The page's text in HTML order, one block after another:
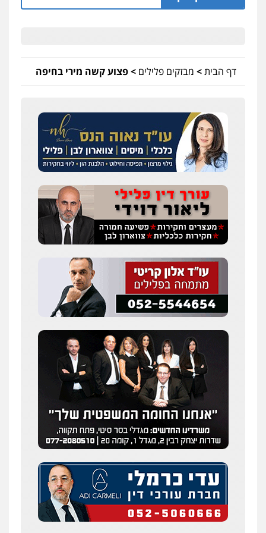
דף הבית> מבזקים פלילים >פצוע קשה מירי בחיפה
שחר לדובסקי, עו"ד
פלילי מעצרים וחקירות עבירות המתה עורכי
דין לענייני אסירים
0507913332
עו"ד איהאב ג'לג'ולי
פלילי מעצרים וחקירות עורכי דין לענייני
אסירים
0505216700
עו"ד שלומי שרון
פלילי צבאי מעצרים וחקירות
0547342002
עו"ד אלון קריטי
פלילי כלכלי אלימות סמים מעצרים
0525544654
מנשה, אלמוג – עורכי דין
פלילי עבירות תנועה צווארון לבן תעבורה
עורכי דין לענייני אסירים מעצרים וחקירות
0546470989
עו"ד זוהר ארבל
פלילי פשיעה חמורה מעצרים וחקירות
קטינים